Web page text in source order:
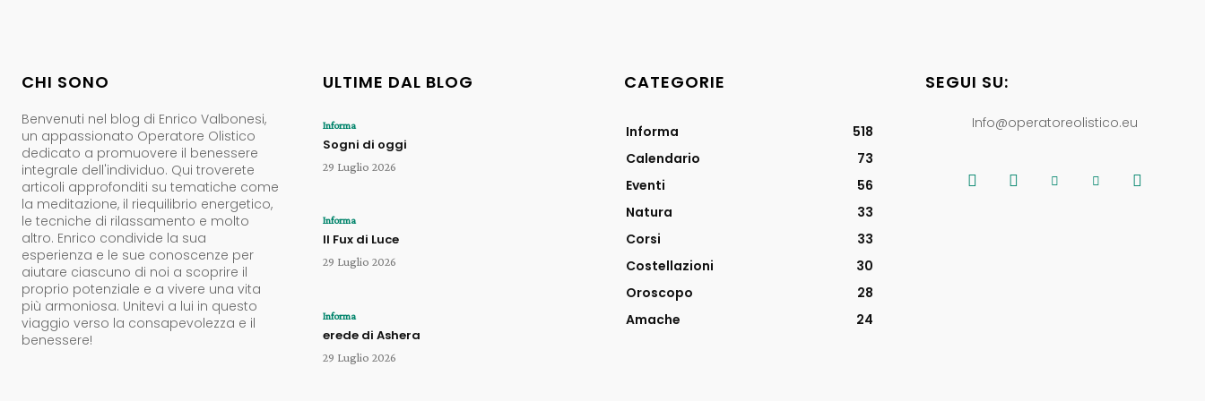
CHI SONO
Benvenuti nel blog di Enrico Valbonesi,
un appassionato Operatore Olistico
dedicato a promuovere il benessere
integrale dell'individuo. Qui troverete
articoli approfonditi su tematiche come
la meditazione, il riequilibrio energetico,
le tecniche di rilassamento e molto
altro. Enrico condivide la sua
esperienza e le sue conoscenze per
aiutare ciascuno di noi a scoprire il
proprio potenziale e a vivere una vita
più armoniosa. Unitevi a lui in questo
viaggio verso la consapevolezza e il
benessere!
ULTIME DAL BLOG
Informa
Sogni di oggi
29 Luglio 2026
Informa
Il Fux di Luce
29 Luglio 2026
Informa
erede di Ashera
29 Luglio 2026
CATEGORIE
Informa
518
Calendario
73
Eventi
56
Natura
33
Corsi
33
Costellazioni
30
Oroscopo
28
Amache
24
SEGUI SU:
Info@operatoreolistico.eu